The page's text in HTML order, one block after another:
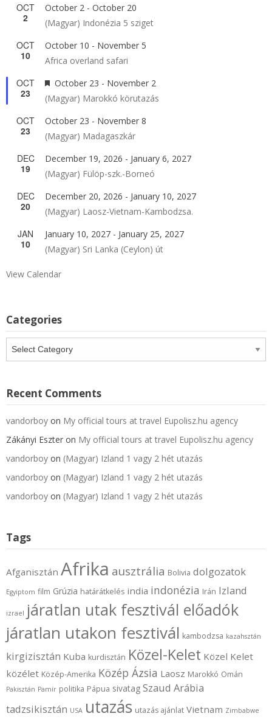
OCT
2
October 2 - October 20
(Magyar) Indonézia 5 sziget
OCT
10
October 10 - November 5
Africa overland safari
OCT
23
Featured
October 23 - November 2
(Magyar) Marokkó körutazás
OCT
23
October 23 - November 8
(Magyar) Madagaszkár
DEC
19
December 19, 2026 - January 6, 2027
(Magyar) Fülöp-szk.-Borneó
DEC
20
December 20, 2026 - January 10, 2027
(Magyar) Laosz-Vietnam-Kambodzsa.
JAN
10
January 10, 2027 - January 25, 2027
(Magyar) Sri Lanka (Ceylon) út
View Calendar
Categories
Categories
Recent Comments
vandorboy on My official tours at travel Eupolisz.hu agency
Zákányi Eszter on My official tours at travel Eupolisz.hu agency
vandorboy on (Magyar) Izland 1 vagy 2 hét utazás
vandorboy on (Magyar) Izland 1 vagy 2 hét utazás
vandorboy on (Magyar) Izland 1 vagy 2 hét utazás
Tags
Afganisztán Afrika ausztrália Bolivia dolgozatok
Egyiptom film Grúzia határátkelés india indonézia Irán Izland
izrael járatlan utak fesztivál előadók
járatlan utakon fesztivál kambodzsa kazahsztán
kirgizisztán Kuba kurdisztán Közel-Kelet Közel Kelet
közélet Közép-Amerika Közép Ázsia Laosz Marokkó Omán
Pakisztán Pamír politika Pápua sivatag Szaud Arábia
tadzsikisztán USA utazás utazás ajánlat Vietnam Zimbabwe